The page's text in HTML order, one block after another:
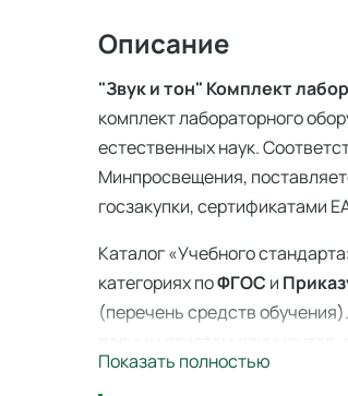
Описание
"Звук и тон" Комплект
комплект лабораторного
естественных наук.
Минпросвещения,
госзакупки, сертификатами
Каталог «Учебного
категориях поФГОС и
(перечень средств
полным пакетом
производителя. Доставка по
Показать полностью